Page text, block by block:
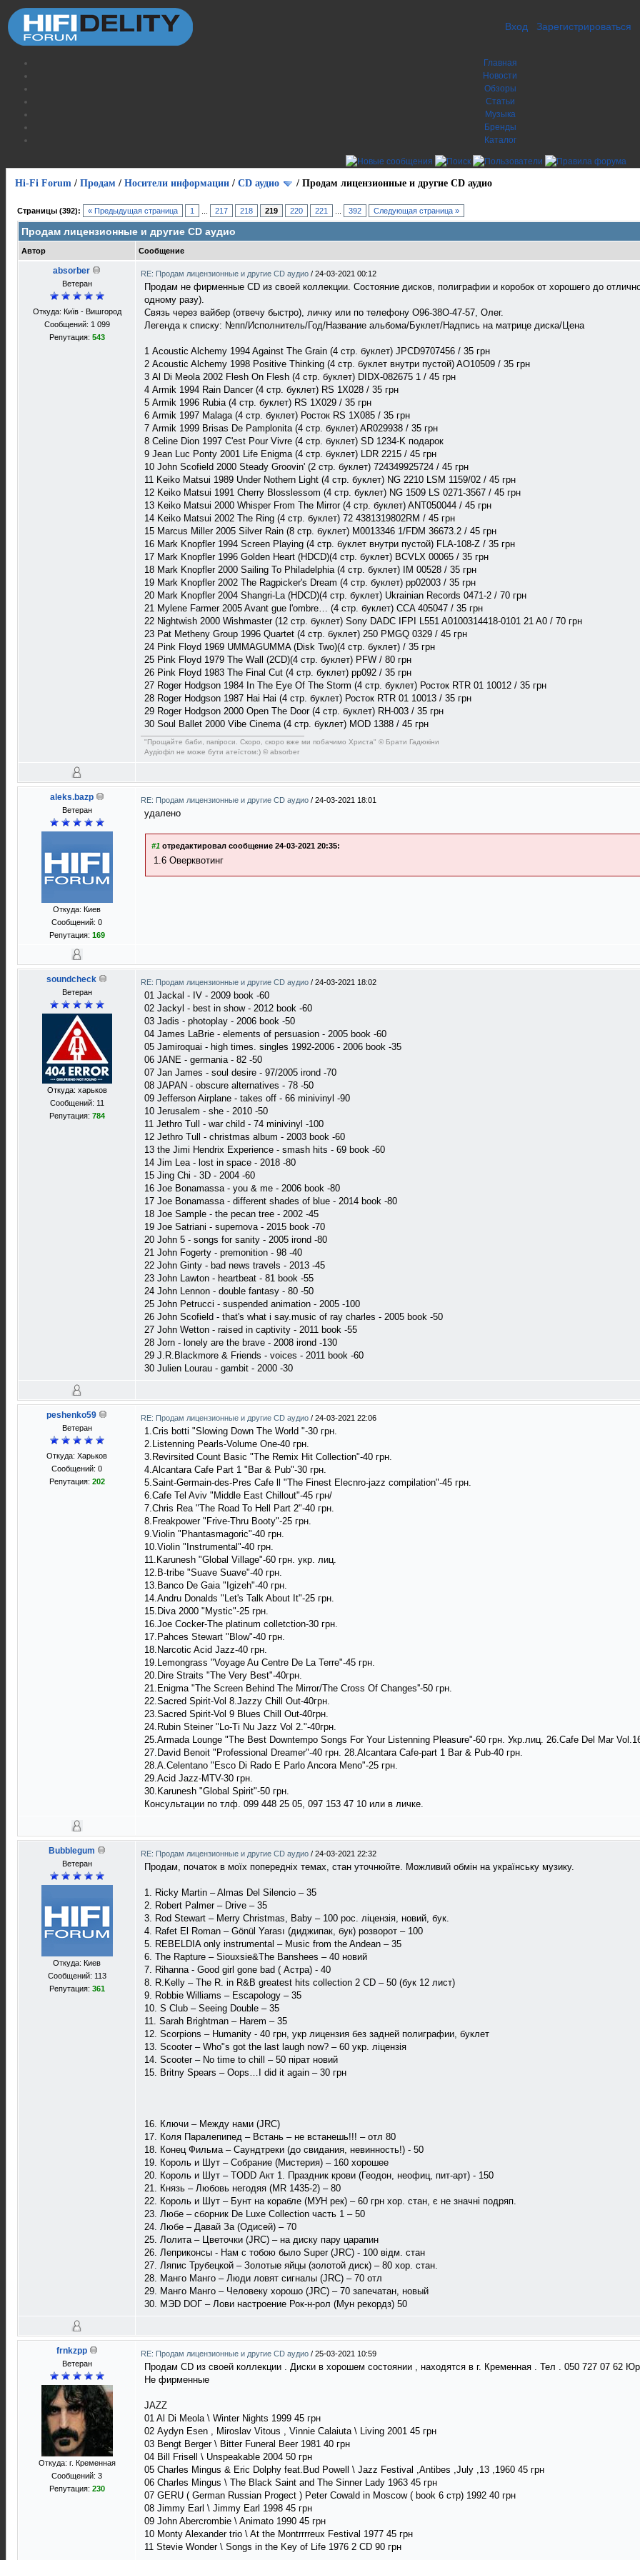
Вход Зарегистрироваться
Главная
Новости
Обзоры
Статьи
Музыка
Бренды
Каталог
Hi-Fi Forum / Продам / Носители информации / СD аудио / Продам лицензионные и другие CD аудио
Страницы (392): « Предыдущая страница 1 217 218 219 220 221 392 Следующая страница »
Продам лицензионные и другие CD аудио
Автор Сообщение
absorber
Ветеран
Откуда: Київ - Вишгород
Сообщений: 1 099
Репутация: 543
RE: Продам лицензионные и другие CD аудио / 24-03-2021 00:12
Продам не фирменные CD из своей коллекции. Состояние дисков, полиграфии и коробок от хорошего до
одному разу).
Связь через вайбер (отвечу быстро), личку или по телефону О96-38О-47-57, Олег.
Легенда к списку: №пп/Исполнитель/Год/Название альбома/Буклет/Надпись на матрице диска/Цена
1 Acoustic Alchemy 1994 Against The Grain (4 стр. буклет) JPCD9707456 / 35 грн
2 Acoustic Alchemy 1998 Positive Thinking (4 стр. буклет внутри пустой) AO10509 / 35 грн
3 Al Di Meola 2002 Flesh On Flesh (4 стр. буклет) DIDX-082675 1 / 45 грн
4 Armik 1994 Rain Dancer (4 стр. буклет) RS 1X028 / 35 грн
5 Armik 1996 Rubia (4 стр. буклет) RS 1X029 / 35 грн
6 Armik 1997 Malaga (4 стр. буклет) Росток RS 1X085 / 35 грн
7 Armik 1999 Brisas De Pamplonita (4 стр. буклет) AR029938 / 35 грн
8 Celine Dion 1997 C'est Pour Vivre (4 стр. буклет) SD 1234-K подарок
9 Jean Luc Ponty 2001 Life Enigma (4 стр. буклет) LDR 2215 / 45 грн
10 John Scofield 2000 Steady Groovin' (2 стр. буклет) 724349925724 / 45 грн
11 Keiko Matsui 1989 Under Nothern Light (4 стр. буклет) NG 2210 LSM 1159/02 / 45 грн
12 Keiko Matsui 1991 Cherry Blosslessom (4 стр. буклет) NG 1509 LS 0271-3567 / 45 грн
13 Keiko Matsui 2000 Whisper From The Mirror (4 стр. буклет) ANT050044 / 45 грн
14 Keiko Matsui 2002 The Ring (4 стр. буклет) 72 4381319802RM / 45 грн
15 Marcus Miller 2005 Silver Rain (8 стр. буклет) M0013346 1/FDM 36673.2 / 45 грн
16 Mark Knopfler 1994 Screen Playing (4 стр. буклет внутри пустой) FLA-108-Z / 35 грн
17 Mark Knopfler 1996 Golden Heart (HDCD)(4 стр. буклет) BCVLX 00065 / 35 грн
18 Mark Knopfler 2000 Sailing To Philadelphia (4 стр. буклет) IM 00528 / 35 грн
19 Mark Knopfler 2002 The Ragpicker's Dream (4 стр. буклет) pp02003 / 35 грн
20 Mark Knopfler 2004 Shangri-La (HDCD)(4 стр. буклет) Ukrainian Records 0471-2 / 70 грн
21 Mylene Farmer 2005 Avant gue l'ombre… (4 стр. буклет) CCA 405047 / 35 грн
22 Nightwish 2000 Wishmaster (12 стр. буклет) Sony DADC IFPI L551 A0100314418-0101 21 A0 / 70 грн
23 Pat Metheny Group 1996 Quartet (4 стр. буклет) 250 PMGQ 0329 / 45 грн
24 Pink Floyd 1969 UMMAGUMMA (Disk Two)(4 стр. буклет) / 35 грн
25 Pink Floyd 1979 The Wall (2CD)(4 стр. буклет) PFW / 80 грн
26 Pink Floyd 1983 The Final Cut (4 стр. буклет) pp092 / 35 грн
27 Roger Hodgson 1984 In The Eye Of The Storm (4 стр. буклет) Росток RTR 01 10012 / 35 грн
28 Roger Hodgson 1987 Hai Hai (4 стр. буклет) Росток RTR 01 10013 / 35 грн
29 Roger Hodgson 2000 Open The Door (4 стр. буклет) RH-003 / 35 грн
30 Soul Ballet 2000 Vibe Cinema (4 стр. буклет) MOD 1388 / 45 грн
"Прощайте баби, папіроси. Скоро, скоро вже ми побачимо Христа" © Брати Гадюкіни
Аудіофіл не може бути атеїстом:) © absorber
aleks.bazp
Ветеран
Откуда: Киев
Сообщений: 0
Репутация: 169
RE: Продам лицензионные и другие CD аудио / 24-03-2021 18:01
удалено
#1 отредактировал сообщение 24-03-2021 20:35:
1.6 Оверквотинг
soundcheck
Ветеран
Откуда: харьков
Сообщений: 11
Репутация: 784
RE: Продам лицензионные и другие CD аудио / 24-03-2021 18:02
01 Jackal - IV - 2009 book -60
02 Jackyl - best in show - 2012 book -60
03 Jadis - photoplay - 2006 book -50
04 James LaBrie - elements of persuasion - 2005 book -60
05 Jamiroquai - high times. singles 1992-2006 - 2006 book -35
06 JANE - germania - 82 -50
07 Jan James - soul desire - 97/2005 irond -70
08 JAPAN - obscure alternatives - 78 -50
09 Jefferson Airplane - takes off - 66 minivinyl -90
10 Jerusalem - she - 2010 -50
11 Jethro Tull - war child - 74 minivinyl -100
12 Jethro Tull - christmas album - 2003 book -60
13 the Jimi Hendrix Experience - smash hits - 69 book -60
14 Jim Lea - lost in space - 2018 -80
15 Jing Chi - 3D - 2004 -60
16 Joe Bonamassa - you & me - 2006 book -80
17 Joe Bonamassa - different shades of blue - 2014 book -80
18 Joe Sample - the pecan tree - 2002 -45
19 Joe Satriani - supernova - 2015 book -70
20 John 5 - songs for sanity - 2005 irond -80
21 John Fogerty - premonition - 98 -40
22 John Ginty - bad news travels - 2013 -45
23 John Lawton - heartbeat - 81 book -55
24 John Lennon - double fantasy - 80 -50
25 John Petrucci - suspended animation - 2005 -100
26 John Scofield - that's what i say.music of ray charles - 2005 book -50
27 John Wetton - raised in captivity - 2011 book -55
28 Jorn - lonely are the brave - 2008 irond -130
29 J.R.Blackmore & Friends - voices - 2011 book -60
30 Julien Lourau - gambit - 2000 -30
peshenko59
Ветеран
Откуда: Харьков
Сообщений: 0
Репутация: 202
RE: Продам лицензионные и другие CD аудио / 24-03-2021 22:06
1.Cris botti "Slowing Down The World "-30 грн.
2.Listenning Pearls-Volume One-40 грн.
3.Revirsited Count Basic "The Remix Hit Collection"-40 грн.
4.Alcantara Cafe Part 1 "Bar & Pub"-30 грн.
5.Saint-Germain-des-Pres Cafe ll "The Finest Elecnro-jazz compilation"-45 грн.
6.Cafe Tel Aviv "Middle East Chillout"-45 грн/
7.Chris Rea "The Road To Hell Part 2"-40 грн.
8.Freakpower "Frive-Thru Booty"-25 грн.
9.Violin "Phantasmagoric"-40 грн.
10.Violin "Instrumental"-40 грн.
11.Karunesh "Global Village"-60 грн. укр. лиц.
12.B-tribe "Suave Suave"-40 грн.
13.Banco De Gaia "Igizeh"-40 грн.
14.Andru Donalds "Let's Talk About It"-25 грн.
15.Diva 2000 "Mystic"-25 грн.
16.Joe Cocker-The platinum colletction-30 грн.
17.Pahces Stewart "Blow"-40 грн.
18.Narcotic Acid Jazz-40 грн.
19.Lemongrass "Voyage Au Centre De La Terre"-45 грн.
20.Dire Straits "The Very Best"-40грн.
21.Enigma "The Screen Behind The Mirror/The Cross Of Changes''-50 грн.
22.Sacred Spirit-Vol 8.Jazzy Chill Out-40грн.
23.Sacred Spirit-Vol 9 Blues Chill Out-40грн.
24.Rubin Steiner "Lo-Ti Nu Jazz Vol 2."-40грн.
25.Armada Lounge "The Best Downtempo Songs For Your Listenning Pleasure"-60 грн. Укр.лиц. 26.Cafe Del Mar
27.David Benoit "Professional Dreamer"-40 грн. 28.Alcantara Cafe-part 1 Bar & Pub-40 грн.
28.A.Celentano "Esco Di Rado E Parlo Ancora Meno"-25 грн.
29.Acid Jazz-MTV-30 грн.
30.Karunesh "Global Spirit"-50 грн.
Консультации по тлф. 099 448 25 05, 097 153 47 10 или в личке.
Bubblegum
Ветеран
Откуда: Киев
Сообщений: 113
Репутация: 361
RE: Продам лицензионные и другие CD аудио / 24-03-2021 22:32
Продам, початок в моїх попередніх темах, стан уточнюйте. Можливий обмін на українську музику.
1. Ricky Martin – Almas Del Silencio – 35
2. Robert Palmer – Drive – 35
3. Rod Stewart – Merry Christmas, Baby – 100 рос. ліцензія, новий, бук.
4. Rafet El Roman – Gönül Yarası (диджипак, бук) розворот – 100
5. REBELDIA only instrumental – Music from the Andean – 35
6. The Rapture – Siouxsie&The Banshees – 40 новий
7. Rihanna - Good girl gone bad ( Астра) - 40
8. R.Kelly – The R. in R&B greatest hits collection 2 CD – 50 (бук 12 лист)
9. Robbie Williams – Escapology – 35
10. S Club – Seeing Double – 35
11. Sarah Brightman – Harem – 35
12. Scorpions – Humanity - 40 грн, укр лицензия без задней полиграфии, буклет
13. Scooter – Who"s got the last laugh now? – 60 укр. ліцензія
14. Scooter – No time to chill – 50 пірат новий
15. Britny Spears – Oops…I did it again – 30 грн
16. Ключи – Между нами (JRC)
17. Коля Паралепипед – Встань – не встанешь!!! – отл 80
18. Конец Фильма – Саундтреки (до свидания, невинность!) - 50
19. Король и Шут – Собрание (Мистерия) – 160 хорошее
20. Король и Шут – TODD Акт 1. Праздник крови (Геодон, неофиц, пит-арт) - 150
21. Князь – Любовь негодяя (MR 1435-2) – 80
22. Король и Шут – Бунт на корабле (МУН рек) – 60 грн хор. стан, є не значні подряп.
23. Любе – сборник De Luxe Collection часть 1 – 50
24. Любе – Давай За (Одисей) – 70
25. Лолита – Цветочки (JRC) – на диску пару царапин
26. Леприконсы - Нам с тобою было Super (JRC) - 100 відм. стан
27. Ляпис Трубецкой – Золотые яйцы (золотой диск) – 80 хор. стан.
28. Манго Манго – Люди ловят сигналы (JRC) – 70 отл
29. Манго Манго – Человеку хорошо (JRC) – 70 запечатан, новый
30. МЭD DОГ – Лови настроение Рок-н-рол (Мун рекордз) 50
frnkzpp
Ветеран
Откуда: г. Кременная
Сообщений: 3
Репутация: 230
RE: Продам лицензионные и другие CD аудио / 25-03-2021 10:59
Продам CD из своей коллекции . Диски в хорошем состоянии , находятся в г. Кременная . Тел . 050 727 07 62
Не фирменные
JAZZ
01 Al Di Meola \ Winter Nights 1999 45 грн
02 Aydyn Esen , Miroslav Vitous , Vinnie Calaiuta \ Living 2001 45 грн
03 Bengt Berger \ Bitter Funeral Beer 1981 40 грн
04 Bill Frisell \ Unspeakable 2004 50 грн
05 Charles Mingus & Eric Dolphy feat.Bud Powell \ Jazz Festival ,Antibes ,July ,13 ,1960 45 грн
06 Charles Mingus \ The Black Saint and The Sinner Lady 1963 45 грн
07 GERU ( German Russian Progect ) Peter Cowald in Moscow ( book 6 стр) 1992 40 грн
08 Jimmy Earl \ Jimmy Earl 1998 45 грн
09 John Abercrombie \ Animato 1990 45 грн
10 Monty Alexander trio \ At the Montrrrreux Festival 1977 45 грн
11 Stevie Wonder \ Songs in the Key of Life 1976 2 CD 90 грн